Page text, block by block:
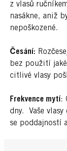
z vlasů
nasákne, aniž
nepoškozené.
Česání:
bez použití
citlivé vlasy
Frekvence mytí:
dny. Vaše
se poddajností